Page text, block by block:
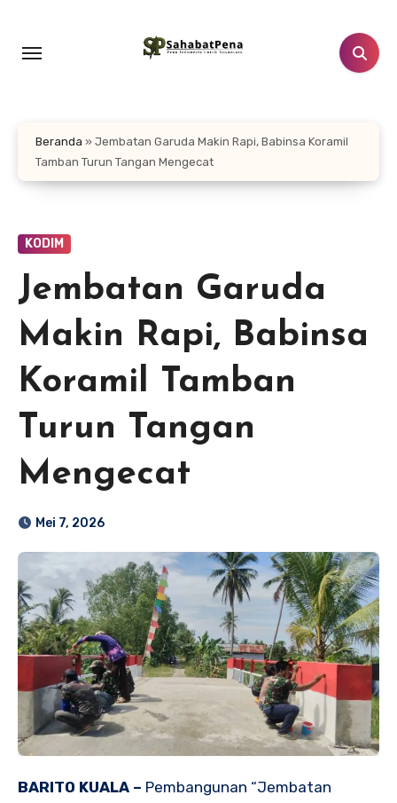
konten
Beranda » ‎Jembatan Garuda Makin Rapi, Babinsa Koramil
Tamban Turun Tangan Mengecat
KODIM
‎Jembatan Garuda
Makin Rapi, Babinsa
Koramil Tamban
Turun Tangan
Mengecat
Mei 7, 2026
‎BARITO KUALA – Pembangunan “Jembatan